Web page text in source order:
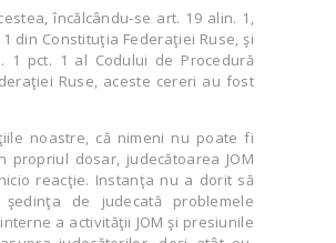
încălcându-se art. 19 alin. 1,
din Constituţia Federaţiei Ruse, şi
1 pct. 1 al Codului de Procedură
Ruse, aceste cereri au fost
noastre, că nimeni nu poate fi
propriul dosar, judecătoarea JOM
reacţie. Instanţa nu a dorit să
de judecată problemele
a activităţii JOM şi presiunile